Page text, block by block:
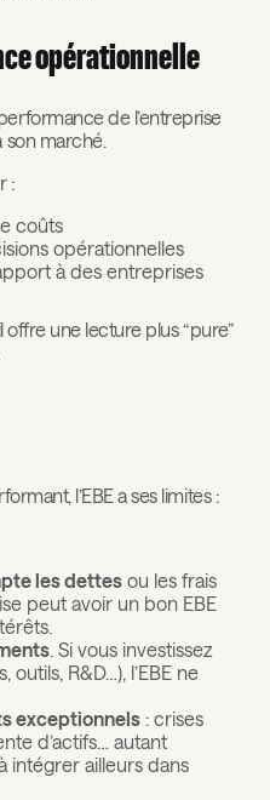
opérationnelle
de l’entreprise
marché.
:
coûts
opérationnelles
à des entreprises
une lecture plus “pure”
l’EBE a ses limites :
les dettes ou les frais
peut avoir un bon EBE
. Si vous investissez
R&D…), l’EBE ne
exceptionnels : crises
d’actifs… autant
intégrer ailleurs dans